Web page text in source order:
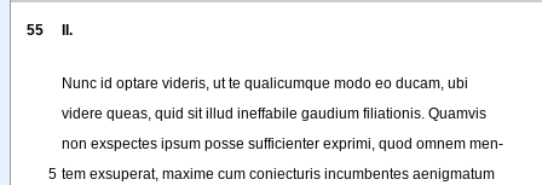
55 .
Nunc id optare videris, ut te qualicumque modo eo ducam, ubi
videre queas, quid sit illud ineffabile gaudium filiationis. Quamvis
non exspectes ipsum posse sufficienter exprimi, quod omnem men-
5 tem exsuperat, maxime cum coniecturis incumbentes aenigmatum